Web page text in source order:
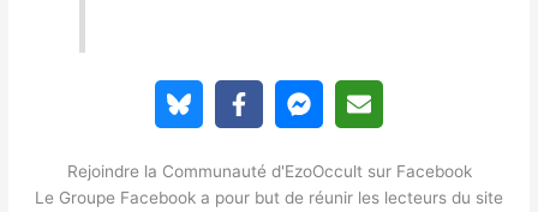
Rejoindre la Communauté d'EzoOccult sur Facebook
Le Groupe Facebook a pour but de réunir les lecteurs du site